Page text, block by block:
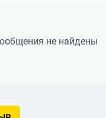
не найдены